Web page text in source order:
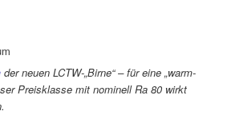
der neuen LCTW-„Birne“ – für eine „warm-
Preisklasse mit nominell Ra 80 wirkt